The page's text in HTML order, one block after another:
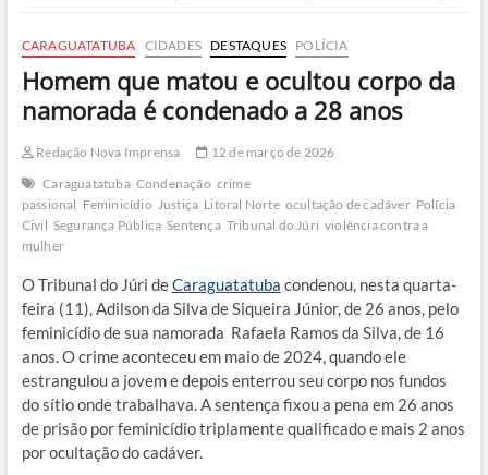
CARAGUATATUBA CIDADES DESTAQUES POLÍCIA
Homem que matou e ocultou corpo da
namorada é condenado a 28 anos
Redação Nova Imprensa
12 de março de 2026
Caraguatatuba Condenação crime
passional Feminicídio Justiça Litoral Norte ocultação de cadáver Polícia
Civil Segurança Pública Sentença Tribunal do Júri violência contra a
mulher
O Tribunal do Júri deCaraguatatuba condenou, nesta quarta-
feira (11), Adilson da Silva de Siqueira Júnior, de 26 anos, pelo
feminicídio de sua namorada Rafaela Ramos da Silva, de 16
anos. O crime aconteceu em maio de 2024, quando ele
estrangulou a jovem e depois enterrou seu corpo nos fundos
do sítio onde trabalhava. A sentença fixou a pena em 26 anos
de prisão por feminicídio triplamente qualificado e mais 2 anos
por ocultação do cadáver.